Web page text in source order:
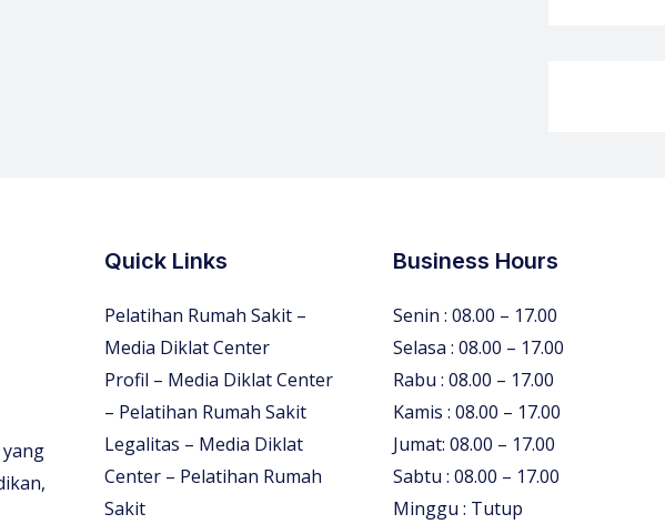
Quick Links
Pelatihan Rumah Sakit –
Media Diklat Center
Profil – Media Diklat Center
– Pelatihan Rumah Sakit
Legalitas – Media Diklat
Center – Pelatihan Rumah
Sakit
Business Hours
Senin : 08.00 – 17.00
Selasa : 08.00 – 17.00
Rabu : 08.00 – 17.00
Kamis : 08.00 – 17.00
Jumat: 08.00 – 17.00
Sabtu : 08.00 – 17.00
Minggu : Tutup